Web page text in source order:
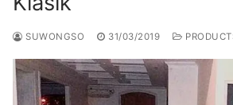
Pagar Besi Tempa Klasik
Railing Tangga Besi Tempa
Gallery
Gallery Gambar Pagar Besi
Articles
SUWONGSO 31/03/2019